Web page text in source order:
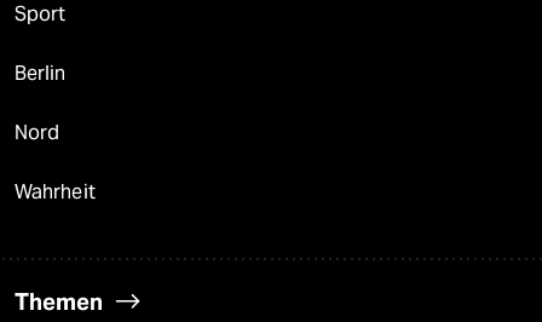
Sport
Berlin
Nord
Wahrheit
Themen